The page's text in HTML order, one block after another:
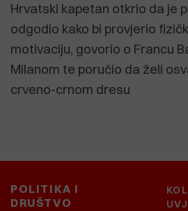
Hrvatski kapetan otkrio da je
odgodio kako bi provjerio
motivaciju, govorio o Francu
Milanom te poručio da želi
crveno-crnom dresu
POLITIKA I
DRUŠTVO